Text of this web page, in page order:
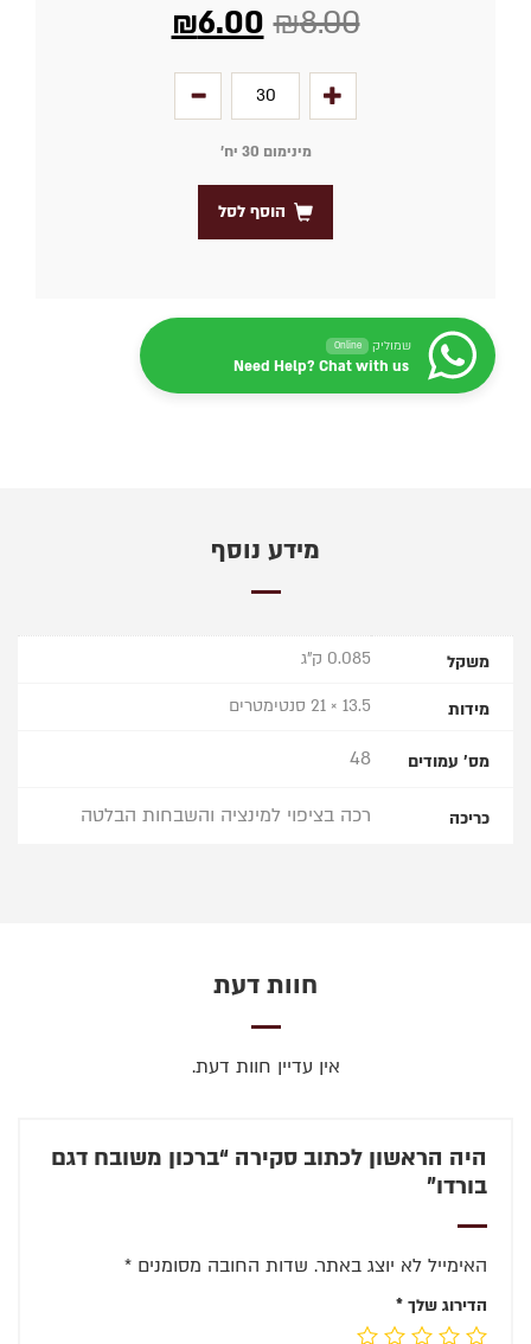
₪8.00
₪6.00
מינימום 30 יח׳
הוסף לסל
שמוליק Online
Need Help? Chat with us
מידע נוסף
משקל 0.085 ק"ג
מידות 13.5 × 21 סנטימטרים
מס' עמודים 48
כריכה רכה בציפוי למינציה והשבחות הבלטה
חוות דעת
אין עדיין חוות דעת.
היה הראשון לכתוב סקירה “ברכון משובח דגם
בורדו”
האימייל לא יוצג באתר. שדות החובה מסומנים *
הדירוג שלך *